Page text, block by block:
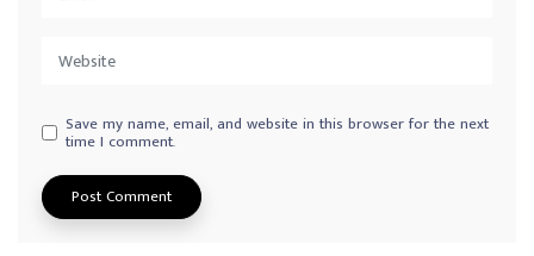
Save my name, email, and website in this browser for the next
time I comment.